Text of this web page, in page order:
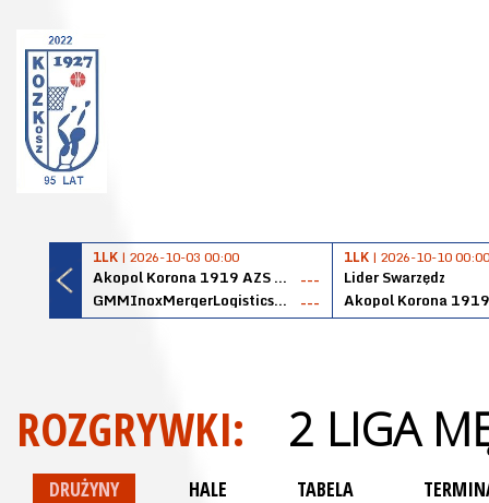
1LK | 2026-10-03 00:00
Akopol Korona 1919 AZS PK Kraków
---
GMMInoxMergerLogisticsPanteryŁańcut
---
1LK | 2026-10-10 00:00
Lider Swarzędz
ROZGRYWKI: 2 LIGA
DRUŻYNY HALE TABELA